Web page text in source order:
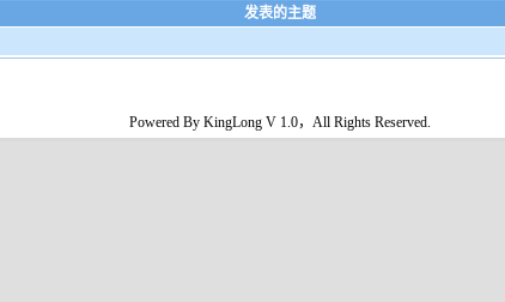
发表的主题
Powered By KingLong V 1.0，All Rights Reserved.